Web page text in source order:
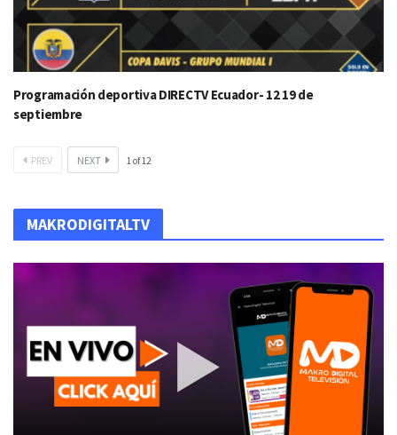
Programación deportiva DIRECTV Ecuador- 12 19 de
septiembre
PREV NEXT 1of12
MAKRODIGITALTV